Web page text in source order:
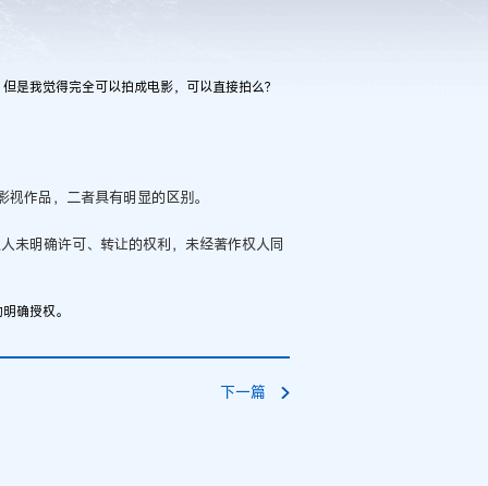
是我觉得完全可以拍成电影，可以直接拍么？
作品，二者具有明显的区别。
未明确许可、转让的权利，未经著作权人同
确授权。
下一篇